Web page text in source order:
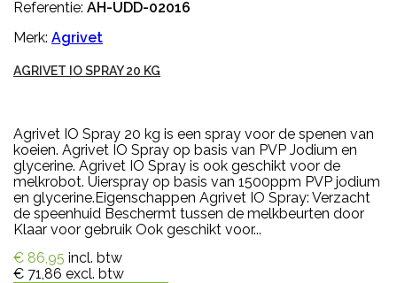
Referentie: AH-UDD-02016
Merk: Agrivet
AGRIVET IO SPRAY 20 KG
Agrivet IO Spray 20 kg is een spray voor de spenen van
koeien. Agrivet IO Spray op basis van PVP Jodium en
glycerine. Agrivet IO Spray is ook geschikt voor de
melkrobot. Uierspray op basis van 1500ppm PVP jodium
en glycerine.Eigenschappen Agrivet IO Spray: Verzacht
de speenhuid Beschermt tussen de melkbeurten door
Klaar voor gebruik Ook geschikt voor...
€ 86,95 incl. btw
€ 71,86 excl. btw